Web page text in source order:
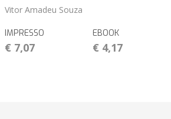
Vitor Amadeu Souza
IMPRESSO
€ 7,07
EBOOK
€ 4,17